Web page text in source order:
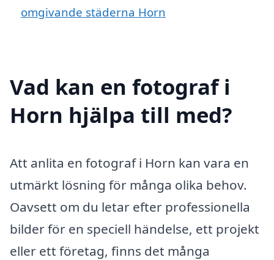
omgivande städerna Horn
Vad kan en fotograf i
Horn hjälpa till med?
Att anlita en fotograf i Horn kan vara en
utmärkt lösning för många olika behov.
Oavsett om du letar efter professionella
bilder för en speciell händelse, ett projekt
eller ett företag, finns det många